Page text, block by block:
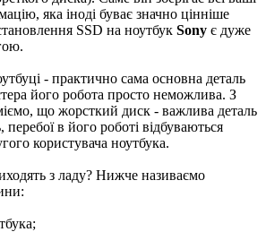
яка іноді буває значно цінніше
SSD на ноутбук Sony є дуже
- практично сама основна деталь
його робота просто неможлива. З
що жорсткий диск - важлива деталь
в його роботі відбуваються
користувача ноутбука.
з ладу? Нижче називаємо